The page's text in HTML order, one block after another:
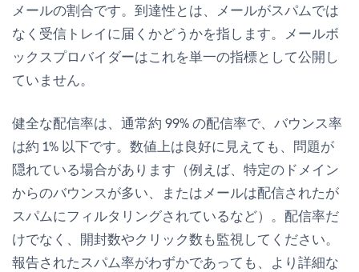
メールの割合です。 到達性とは、メールがスパムでは
なく受信トレイに届くかどうかを指します。メールボ
ックスプロバイダーはこれを単一の指標として公開し
ていません。
健全な配信率は、通常約 99% の配信率で、バウンス率
は約 1% 以下です。数値上は良好に見えても、問題が
隠れている場合があります（例えば、特定のドメイン
からのバウンスが多い、またはメールは配信されたが
スパムにフィルタリングされているなど）。配信率だ
けでなく、開封数やクリック数も監視してください。
報告されたスパム率がわずかであっても、より詳細な